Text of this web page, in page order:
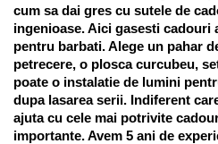
cum sa dai gres cu sutele de
ingenioase. Aici gasesti cadouri
pentru barbati. Alege un pahar
petrecere, o plosca curcubeu,
poate o instalatie de lumini
dupa lasarea serii. Indiferent
ajuta cu cele mai potrivite
importante. Avem 5 ani de